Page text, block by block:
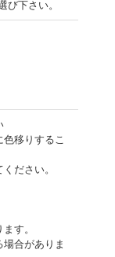
び下さい。
移りするこ
ださい。
す。
合がありま